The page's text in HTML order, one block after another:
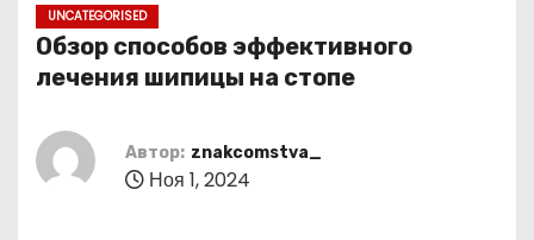
UNCATEGORISED
Обзор способов эффективного
лечения шипицы на стопе
Автор: znakcomstva_
Ноя 1, 2024